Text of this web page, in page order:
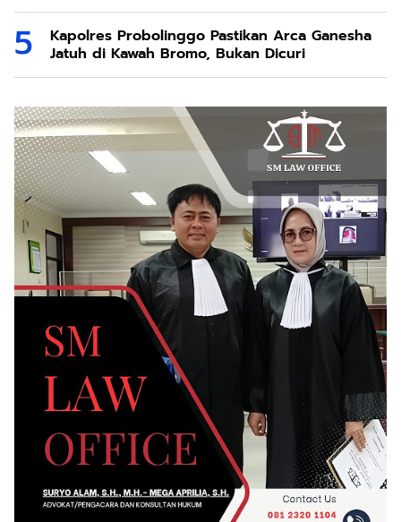
Kapolres Probolinggo Pastikan Arca Ganesha
Jatuh di Kawah Bromo, Bukan Dicuri